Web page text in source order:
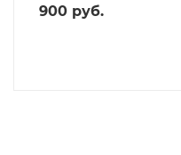
900 руб.